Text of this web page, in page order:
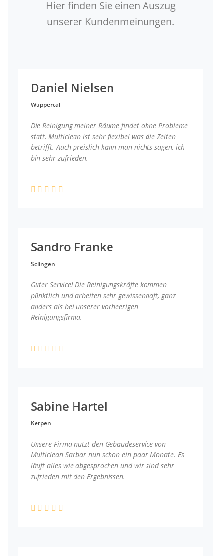
Hier finden Sie einen Auszug
unserer Kundenmeinungen.
Daniel Nielsen
Wuppertal
Die Reinigung meiner Räume findet ohne Probleme
statt, Multiclean ist sehr flexibel was die Zeiten
betrifft. Auch preislich kann man nichts sagen, ich
bin sehr zufrieden.
Sandro Franke
Solingen
Guter Service! Die Reinigungskräfte kommen
pünktlich und arbeiten sehr gewissenhaft, ganz
anders als bei unserer vorheerigen
Reinigungsfirma.
Sabine Hartel
Kerpen
Unsere Firma nutzt den Gebäudeservice von
Multiclean Sarbar nun schon ein paar Monate. Es
läuft alles wie abgesprochen und wir sind sehr
zufrieden mit den Ergebnissen.